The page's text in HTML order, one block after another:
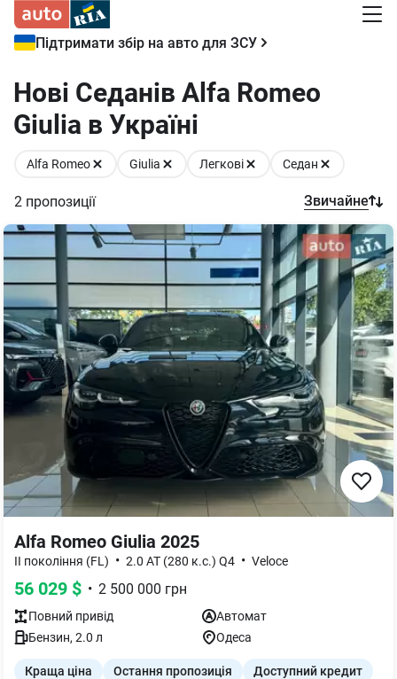
Підтримати збір на авто для ЗСУ
Нові Седанів Alfa Romeo
Giulia в Україні
Alfa Romeo Giulia Легкові Седан
2 пропозиції Звичайне
Alfa Romeo Giulia 2025
II покоління (FL) • 2.0 AT (280 к.с.) Q4 • Veloce
56 029 $ • 2 500 000 грн
Повний привід
Автомат
Бензин, 2.0 л Одеса
Краща ціна Остання пропозиція Доступний кредит